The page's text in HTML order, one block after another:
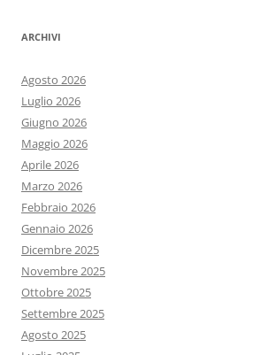
ARCHIVI
Agosto 2026
Luglio 2026
Giugno 2026
Maggio 2026
Aprile 2026
Marzo 2026
Febbraio 2026
Gennaio 2026
Dicembre 2025
Novembre 2025
Ottobre 2025
Settembre 2025
Agosto 2025